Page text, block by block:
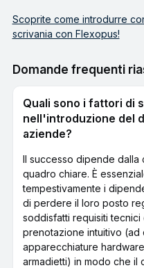
Scoprite come introdurre
scrivania con Flexopus!
Domande frequenti
Quali sono i fattori di
nell'introduzione del
aziende?
Il successo dipende dalla
quadro chiare. È
tempestivamente i
di perdere il loro posto
soddisfatti requisiti
prenotazione intuitivo (ad
apparecchiature
armadietti) in modo che il